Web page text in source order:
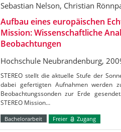
Sebastian Nelson, Christian
Aufbau eines europäischen
Mission: Wissenschaftliche
Beobachtungen
Hochschule Neubrandenburg,
STEREO stellt die aktuelle Stufe der
dabei gefertigten Aufnahmen werden
Beobachtungssonden zur Erde
STEREO Mission…
Bachelorarbeit Freier Zugang